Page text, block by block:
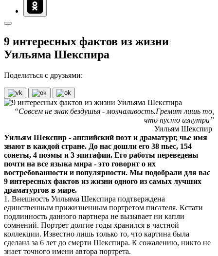
9 интересных фактов из жизни
Уильяма Шекспира
Поделиться с друзьями:
“Совсем не знак бездушья - молчаливость.Гремит лишь то,
что пусто изнутри”
Уильям Шекспир
Уильям Шекспир - английский поэт и драматург, чье имя
знают в каждой стране. До нас дошли его 38 пьес, 154
сонеты, 4 поэмы и 3 эпитафии. Его работы переведены
почти на все языка мира - это говорит о их
востребованности и популярности. Мы подобрали для вас
9 интересных фактов из жизни одного из самых лучших
драматургов в мире.
1. Внешность Уильяма Шекспира подтверждена
единственным прижизненным портретом писателя. Кстати
подлинность данного партнера не вызывает ни капли
сомнений. Портрет долгие годы хранился в частной
коллекции. Известно лишь только то, что картина была
сделана за 6 лет до смерти Шекспира. К сожалению, никто не
знает точного имени автора портрета.